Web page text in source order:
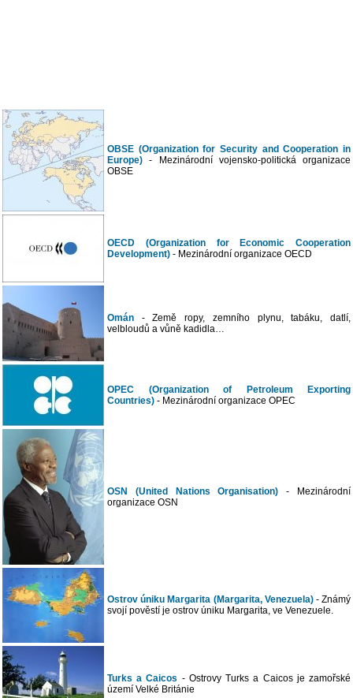
OBSE (Organization for Security and Cooperation in
Europe) - Mezinárodní vojensko-politická organizace
OBSE
OECD (Organization for Economic Cooperation
Development) - Mezinárodní organizace OECD
Omán - Země ropy, zemního plynu, tabáku, datlí,
velbloudů a vůně kadidla…
OPEC (Organization of Petroleum Exporting
Countries) - Mezinárodní organizace OPEC
OSN (United Nations Organisation) - Mezinárodní
organizace OSN
Ostrov úniku Margarita (Margarita, Venezuela)- Známý
svojí pověstí je ostrov úniku Margarita, ve Venezuele.
Turks a Caicos - Ostrovy Turks a Caicos je zamořské
území Velké Británie